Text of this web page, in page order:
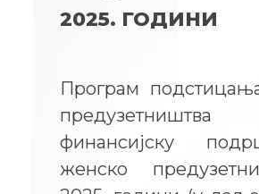
2025. ГОДИНИ
Програм
финансијску
женско